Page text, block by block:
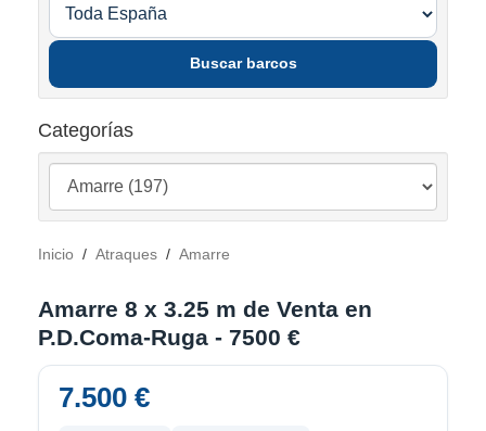
Buscar barcos
Categorías
Inicio / Atraques / Amarre
Amarre 8 x 3.25 m de Venta en
P.D.Coma-Ruga - 7500 €
7.500 €